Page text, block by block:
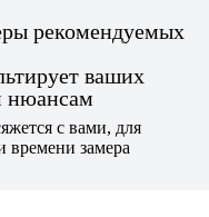
рекомендуемых
ваших
нюансам
с вами, для
времени замера